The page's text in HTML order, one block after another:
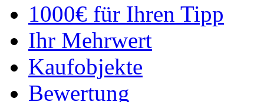
1000€ für Ihren Tipp
Ihr Mehrwert
Kaufobjekte
Bewertung